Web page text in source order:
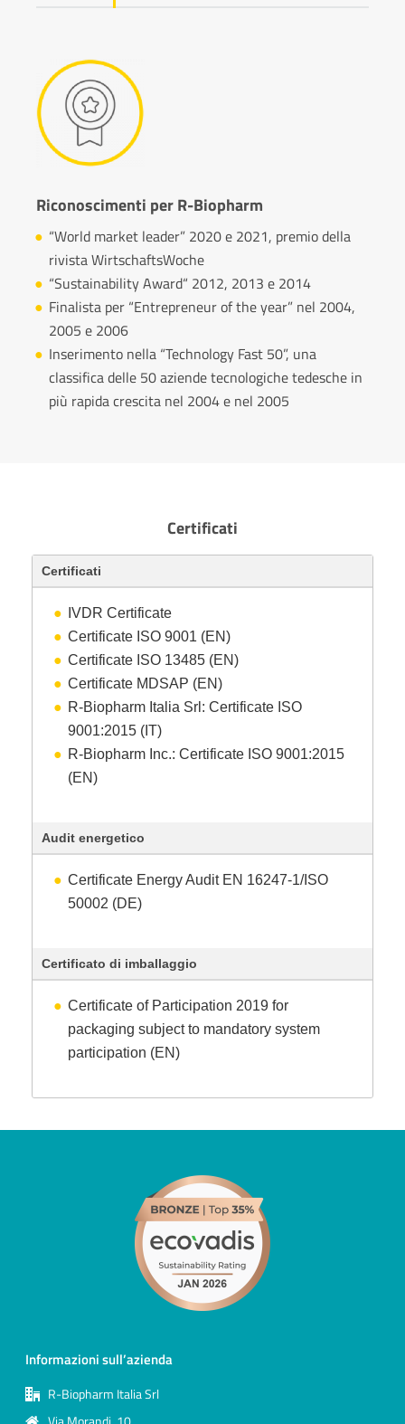
Riconoscimenti per R-Biopharm
“World market leader” 2020 e 2021, premio della
rivista WirtschaftsWoche
“Sustainability Award“ 2012, 2013 e 2014
Finalista per “Entrepreneur of the year” nel 2004,
2005 e 2006
Inserimento nella “Technology Fast 50”, una
classifica delle 50 aziende tecnologiche tedesche in
più rapida crescita nel 2004 e nel 2005
Certificati
Certificati
IVDR Certificate
Certificate ISO 9001 (EN)
Certificate ISO 13485 (EN)
Certificate MDSAP (EN)
R-Biopharm Italia Srl: Certificate ISO
9001:2015 (IT)
R-Biopharm Inc.: Certificate ISO 9001:2015
(EN)
Audit energetico
Certificate Energy Audit EN 16247-1/ISO
50002 (DE)
Certificato di imballaggio
Certificate of Participation 2019 for
packaging subject to mandatory system
participation (EN)
Informazioni sull’azienda
R-Biopharm Italia Srl